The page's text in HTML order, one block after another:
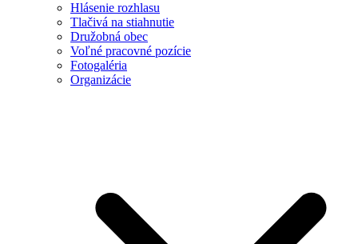
Hlásenie rozhlasu
Tlačivá na stiahnutie
Družobná obec
Voľné pracovné pozície
Fotogaléria
Organizácie